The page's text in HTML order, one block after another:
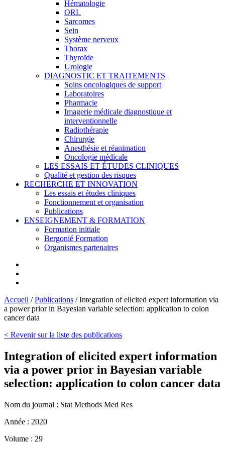
Hématologie
ORL
Sarcomes
Sein
Système nerveux
Thorax
Thyroïde
Urologie
DIAGNOSTIC ET TRAITEMENTS
Soins oncologiques de support
Laboratoires
Pharmacie
Imagerie médicale diagnostique et
interventionnelle
Radiothérapie
Chirurgie
Anesthésie et réanimation
Oncologie médicale
LES ESSAIS ET ÉTUDES CLINIQUES
Qualité et gestion des risques
RECHERCHE ET INNOVATION
Les essais et études cliniques
Fonctionnement et organisation
Publications
ENSEIGNEMENT & FORMATION
Formation initiale
Bergonié Formation
Organismes partenaires
Accueil /Publications /Integration of elicited expert information via
a power prior in Bayesian variable selection: application to colon
cancer data
< Revenir sur la liste des publications
Integration of elicited expert information
via a power prior in Bayesian variable
selection: application to colon cancer data
Nom du journal : Stat Methods Med Res
Année : 2020
Volume : 29